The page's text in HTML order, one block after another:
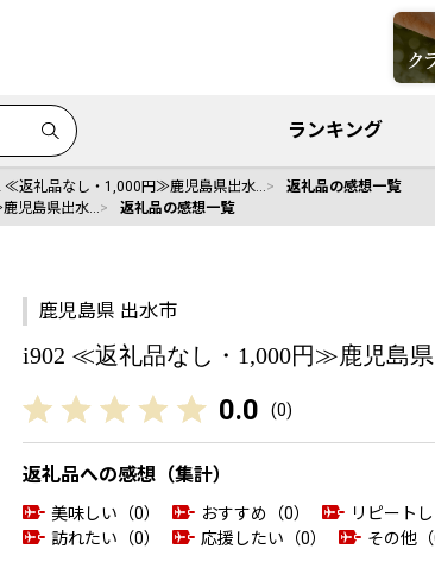
ランキング
≪返礼品なし・1,000円≫鹿児島県出水…
返礼品の感想一覧
児島県出水… 返礼品の感想一覧
鹿児島県 出水市
i902 ≪返礼品なし・1,000円≫鹿児島県
0.0 (0)
返礼品への感想（集計）
美味しい（0） おすすめ（0） リピート
訪れたい（0）
応援したい（0） その他（